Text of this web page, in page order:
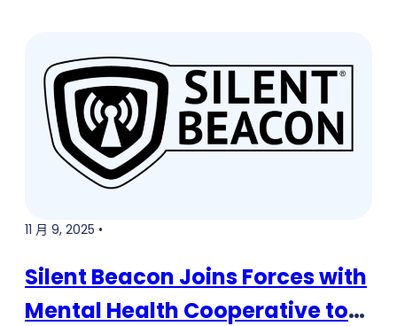
11 月 9, 2025 •
Silent Beacon Joins Forces with
Mental Health Cooperative to